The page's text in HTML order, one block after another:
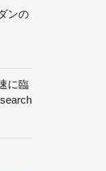
ンの
に臨